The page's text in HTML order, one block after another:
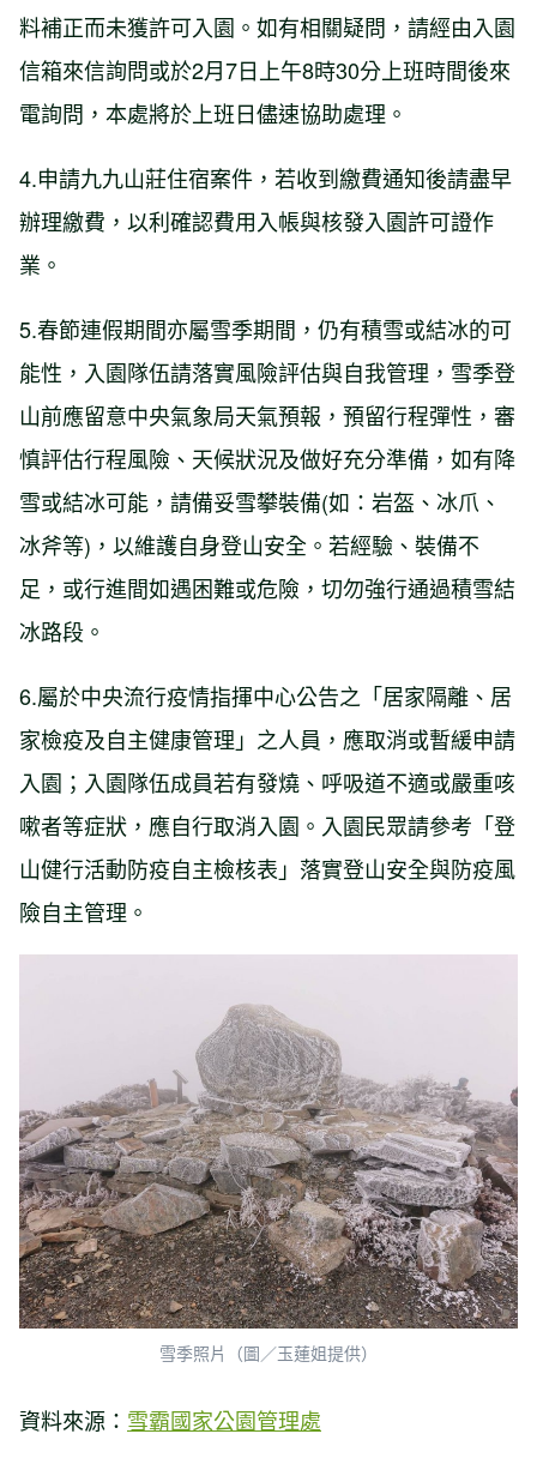
料補正而未獲許可入園。如有相關疑問，請經由入園
信箱來信詢問或於2月7日上午8時30分上班時間後來
電詢問，本處將於上班日儘速協助處理。
4.申請九九山莊住宿案件，若收到繳費通知後請盡早
辦理繳費，以利確認費用入帳與核發入園許可證作
業。
5.春節連假期間亦屬雪季期間，仍有積雪或結冰的可
能性，入園隊伍請落實風險評估與自我管理，雪季登
山前應留意中央氣象局天氣預報，預留行程彈性，審
慎評估行程風險、天候狀況及做好充分準備，如有降
雪或結冰可能，請備妥雪攀裝備(如：岩盔、冰爪、
冰斧等)，以維護自身登山安全。若經驗、裝備不
足，或行進間如遇困難或危險，切勿強行通過積雪結
冰路段。
6.屬於中央流行疫情指揮中心公告之「居家隔離、居
家檢疫及自主健康管理」之人員，應取消或暫緩申請
入園；入園隊伍成員若有發燒、呼吸道不適或嚴重咳
嗽者等症狀，應自行取消入園。入園民眾請參考「登
山健行活動防疫自主檢核表」落實登山安全與防疫風
險自主管理。
雪季照片（圖／玉蓮姐提供）
資料來源： 雪霸國家公園管理處